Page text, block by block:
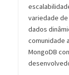
variedade
dados
comunidade
MongoDB